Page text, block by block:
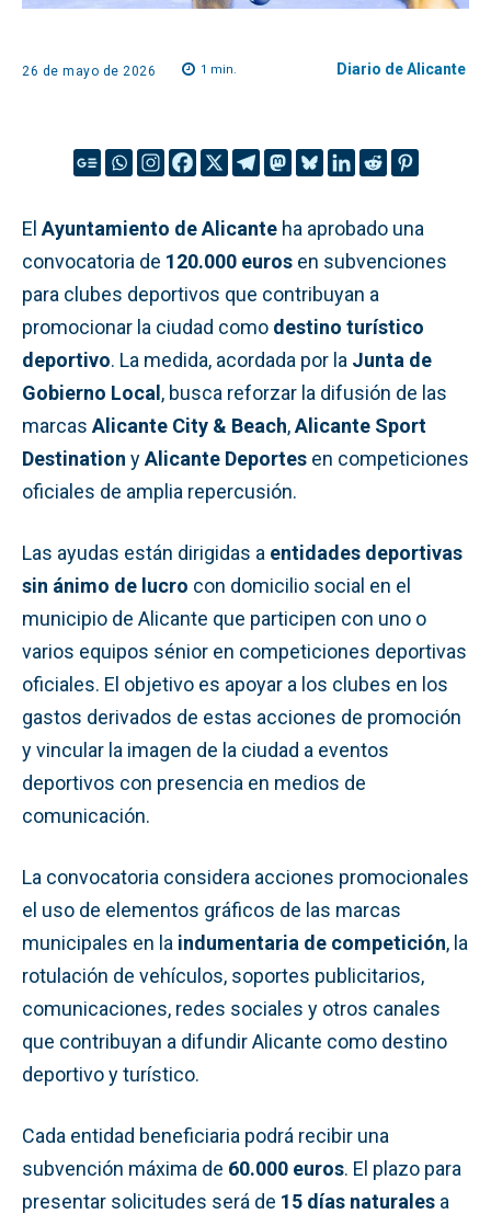
26 de mayo de 2026 1 min. Diario de Alicante
El Ayuntamiento de Alicante ha aprobado una
convocatoria de 120.000 euros en subvenciones
para clubes deportivos que contribuyan a
promocionar la ciudad como destino turístico
deportivo. La medida, acordada por la Junta de
Gobierno Local, busca reforzar la difusión de las
marcas Alicante City & Beach,Alicante Sport
Destination yAlicante Deportes en competiciones
oficiales de amplia repercusión.
Las ayudas están dirigidas a entidades deportivas
sin ánimo de lucro con domicilio social en el
municipio de Alicante que participen con uno o
varios equipos sénior en competiciones deportivas
oficiales. El objetivo es apoyar a los clubes en los
gastos derivados de estas acciones de promoción
y vincular la imagen de la ciudad a eventos
deportivos con presencia en medios de
comunicación.
La convocatoria considera acciones promocionales
el uso de elementos gráficos de las marcas
municipales en la indumentaria de competición, la
rotulación de vehículos, soportes publicitarios,
comunicaciones, redes sociales y otros canales
que contribuyan a difundir Alicante como destino
deportivo y turístico.
Cada entidad beneficiaria podrá recibir una
subvención máxima de 60.000 euros. El plazo para
presentar solicitudes será de 15 días naturales a